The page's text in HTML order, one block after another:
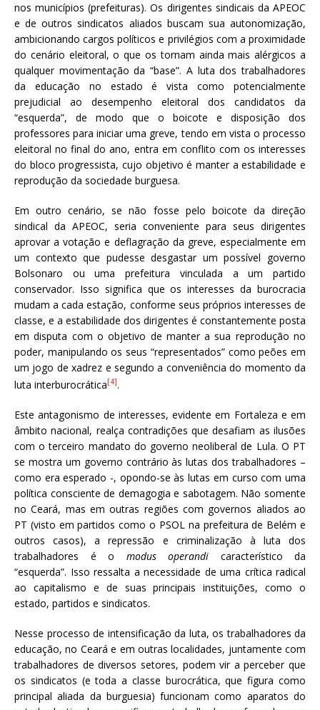
nos municípios (prefeituras). Os dirigentes sindicais da APEOC
e de outros sindicatos aliados buscam sua autonomização,
ambicionando cargos políticos e privilégios com a proximidade
do cenário eleitoral, o que os tornam ainda mais alérgicos a
qualquer movimentação da “base”. A luta dos trabalhadores
da educação no estado é vista como potencialmente
prejudicial ao desempenho eleitoral dos candidatos da
“esquerda”, de modo que o boicote e disposição dos
professores para iniciar uma greve, tendo em vista o processo
eleitoral no final do ano, entra em conflito com os interesses
do bloco progressista, cujo objetivo é manter a estabilidade e
reprodução da sociedade burguesa.
Em outro cenário, se não fosse pelo boicote da direção
sindical da APEOC, seria conveniente para seus dirigentes
aprovar a votação e deflagração da greve, especialmente em
um contexto que pudesse desgastar um possível governo
Bolsonaro ou uma prefeitura vinculada a um partido
conservador. Isso significa que os interesses da burocracia
mudam a cada estação, conforme seus próprios interesses de
classe, e a estabilidade dos dirigentes é constantemente posta
em disputa com o objetivo de manter a sua reprodução no
poder, manipulando os seus “representados” como peões em
um jogo de xadrez e segundo a conveniência do momento da
luta interburocrática[4].
Este antagonismo de interesses, evidente em Fortaleza e em
âmbito nacional, realça contradições que desafiam as ilusões
com o terceiro mandato do governo neoliberal de Lula. O PT
se mostra um governo contrário às lutas dos trabalhadores –
como era esperado -, opondo-se às lutas em curso com uma
política consciente de demagogia e sabotagem. Não somente
no Ceará, mas em outras regiões com governos aliados ao
PT (visto em partidos como o PSOL na prefeitura de Belém e
outros casos), a repressão e criminalização à luta dos
trabalhadores é o modus operandi característico da
“esquerda”. Isso ressalta a necessidade de uma crítica radical
ao capitalismo e de suas principais instituições, como o
estado, partidos e sindicatos.
Nesse processo de intensificação da luta, os trabalhadores da
educação, no Ceará e em outras localidades, juntamente com
trabalhadores de diversos setores, podem vir a perceber que
os sindicatos (e toda a classe burocrática, que figura como
principal aliada da burguesia) funcionam como aparatos do